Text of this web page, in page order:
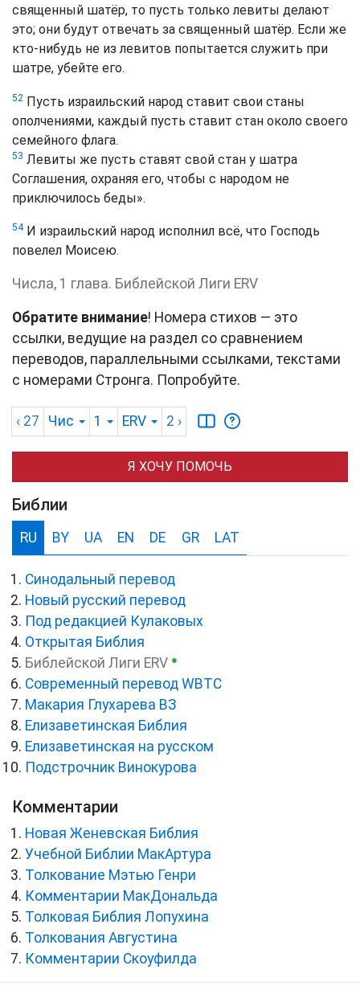
священный шатёр, то пусть только левиты делают
это; они будут отвечать за священный шатёр. Если же
кто-нибудь не из левитов попытается служить при
шатре, убейте его.
52 Пусть израильский народ ставит свои станы
ополчениями, каждый пусть ставит стан около своего
семейного флага.
53 Левиты же пусть ставят свой стан у шатра
Соглашения, охраняя его, чтобы с народом не
приключилось беды».
54И израильский народ исполнил всё, что Господь
повелел Моисею.
Числа, 1 глава. Библейской Лиги ERV
Обратите внимание! Номера стихов — это
ссылки, ведущие на раздел со сравнением
переводов, параллельными ссылками, текстами
с номерами Стронга. Попробуйте.
‹ 27 Чис 1 ERV 2 ›
Я ХОЧУ ПОМОЧЬ
Библии
RU BY UA EN DE GR LAT
Синодальный перевод
Новый русский перевод
Под редакцией Кулаковых
Открытая Библия
Библейской Лиги ERV ●
Cовременный перевод WBTC
Макария Глухарева ВЗ
Елизаветинская Библия
Елизаветинская на русском
Подстрочник Винокурова
Комментарии
Новая Женевская Библия
Учебной Библии МакАртура
Толкование Мэтью Генри
Комментарии МакДональда
Толковая Библия Лопухина
Толкования Августина
Комментарии Скоуфилда